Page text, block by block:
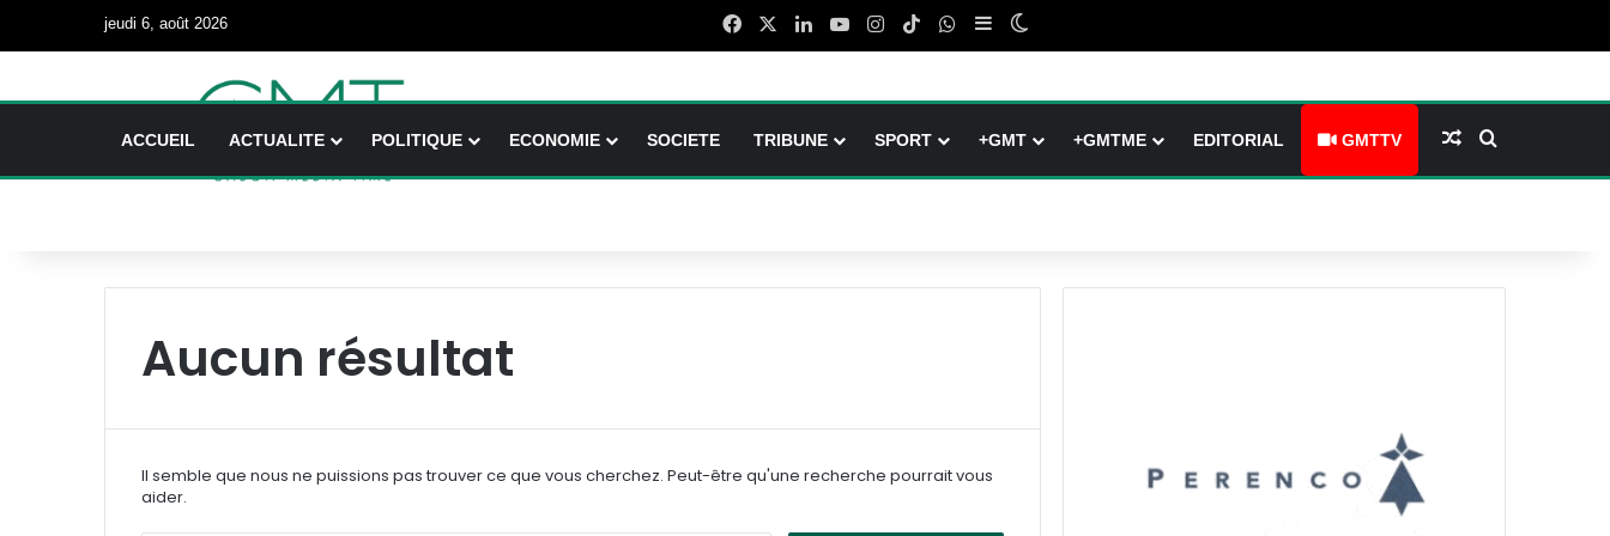
jeudi 6, août 2026 FacebookLinkedinYouTubeInstagram
TikTokWhatsApp
Sidebar (barre latérale)
ACCUEIL ACTUALITE POLITIQUE ECONOMIE SOCIETE TRIBUNE SPORT +GMT +GMTME EDITORIAL GMTTV Article Aléatoire
Aucun résultat
Il semble que nous ne puissions pas trouver ce que vous cherchez. Peut-être qu'une recherche pourrait vous
aider.